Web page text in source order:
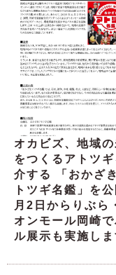
オカビズ、地域の
をつくるアトツギ
介する 「おかざ
トツギ名鑑」を
月2日からりぶら
オンモール岡崎で
ル展示も実施しま